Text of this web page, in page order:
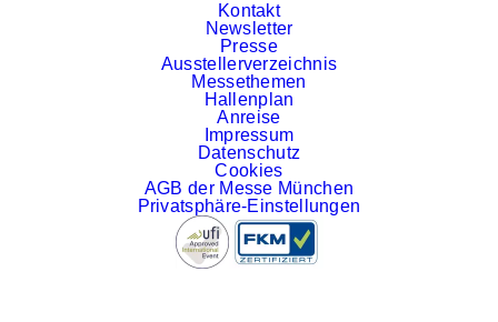
Kontakt
Newsletter
Presse
Ausstellerverzeichnis
Messethemen
Hallenplan
Anreise
Impressum
Datenschutz
Cookies
AGB der Messe München
Privatsphäre-Einstellungen